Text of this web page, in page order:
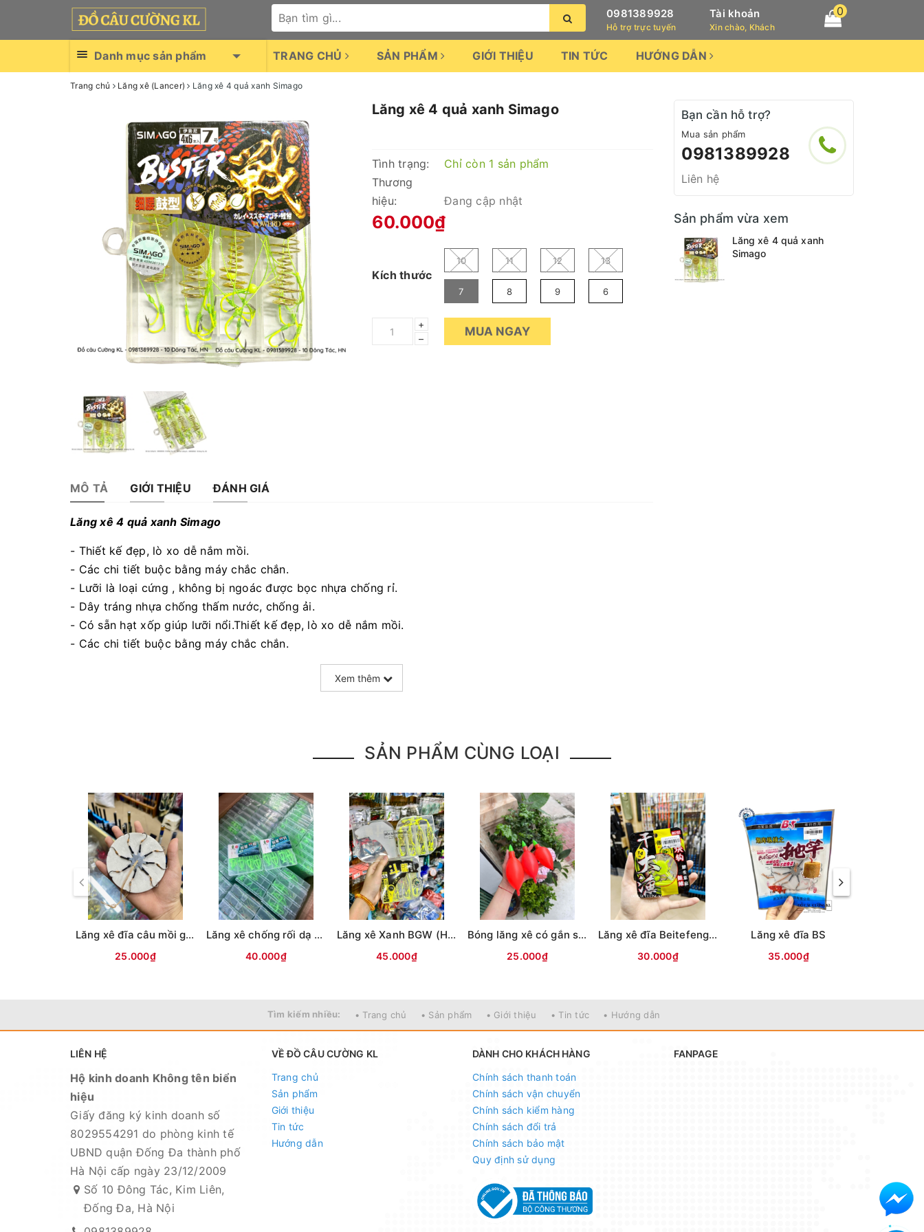
0981389928
Hỗ trợ trực tuyến
Tài khoản
Xin chào, Khách
0
Danh mục sản phẩm TRANG CHỦ SẢN PHẨM GIỚI THIỆU TIN TỨC HƯỚNG DẪN
Trang chủ Lăng xê (Lancer) Lăng xê 4 quả xanh Simago
Lăng xê 4 quả xanh Simago
Tình trạng:
Chỉ còn 1 sản phẩm
Thương
hiệu:
Đang cập nhật
60.000₫
Kích thước
10 11 12 13
7 8 9 6
+
–
MUA NGAY
MÔ TẢ GIỚI THIỆU ĐÁNH GIÁ
Lăng xê 4 quả xanh Simago
- Thiết kế đẹp, lò xo dễ nắm mồi.
- Các chi tiết buộc bằng máy chắc chắn.
- Lưỡi là loại cứng , không bị ngoác được bọc nhựa chống rỉ.
- Dây tráng nhựa chống thấm nước, chống ải.
- Có sẵn hạt xốp giúp lưỡi nổi.Thiết kế đẹp, lò xo dễ nắm mồi.
- Các chi tiết buộc bằng máy chắc chắn.
- Lưỡi là loại cứng , không bị ngoác được bọc nhựa chống rỉ.
Xem thêm
Bạn cần hỗ trợ?
Mua sản phẩm
0981389928
Liên hệ
Sản phẩm vừa xem
Lăng xê 4 quả xanh
Simago
SẢN PHẨM CÙNG LOẠI
Lăng xê đĩa câu mồi gạch ( Xốp trắng ) Ko vỏ
25.000₫
Lăng xê chống rối dạ quang 2 lưỡi
40.000₫
Lăng xê Xanh BGW (Hộp 4 quả)
45.000₫
Bóng lăng xê có gắn sẵn đèn tiêu
25.000₫
Lăng xê đĩa Beitefeng ( LIE YU)
30.000₫
Lăng xê đĩa BS
35.000₫
Tìm kiếm nhiều: • Trang chủ • Sản phẩm • Giới thiệu • Tin tức • Hướng dẫn
LIÊN HỆ
Hộ kinh doanh Không tên biển
hiệu
Giấy đăng ký kinh doanh số
8029554291 do phòng kinh tế
UBND quận Đống Đa thành phố
Hà Nội cấp ngày 23/12/2009
Số 10 Đông Tác, Kim Liên,
Đống Đa, Hà Nội
VỀ ĐỒ CÂU CƯỜNG KL
Trang chủ
Sản phẩm
Giới thiệu
Tin tức
Hướng dẫn
DÀNH CHO KHÁCH HÀNG
Chính sách thanh toán
Chính sách vận chuyển
Chính sách kiểm hàng
Chính sách đổi trả
Chính sách bảo mật
Quy định sử dụng
FANPAGE